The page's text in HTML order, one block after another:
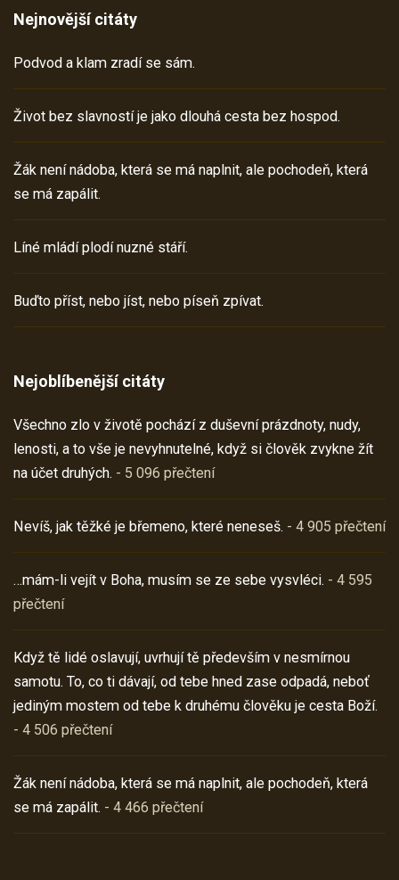
Nejnovější citáty
Podvod a klam zradí se sám.
Život bez slavností je jako dlouhá cesta bez hospod.
Žák není nádoba, která se má naplnit, ale pochodeň, která
se má zapálit.
Líné mládí plodí nuzné stáří.
Buďto příst, nebo jíst, nebo píseň zpívat.
Nejoblíbenější citáty
Všechno zlo v životě pochází z duševní prázdnoty, nudy,
lenosti, a to vše je nevyhnutelné, když si člověk zvykne žít
na účet druhých. - 5 096 přečtení
Nevíš, jak těžké je břemeno, které neneseš. - 4 905 přečtení
…mám-li vejít v Boha, musím se ze sebe vysvléci. - 4 595
přečtení
Když tě lidé oslavují, uvrhují tě především v nesmírnou
samotu. To, co ti dávají, od tebe hned zase odpadá, neboť
jediným mostem od tebe k druhému člověku je cesta Boží.
- 4 506 přečtení
Žák není nádoba, která se má naplnit, ale pochodeň, která
se má zapálit. - 4 466 přečtení